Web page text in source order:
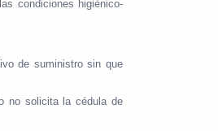
condiciones higiénico-
de suministro sin que
no solicita la cédula de